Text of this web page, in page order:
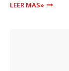
LEER MAS»